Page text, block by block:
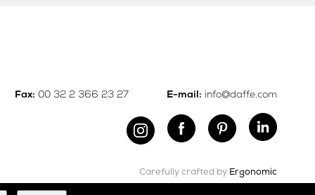
Fax: 00 32 2 366 23 27 E-mail: info@daffe.com
Carefully crafted by Ergonomic